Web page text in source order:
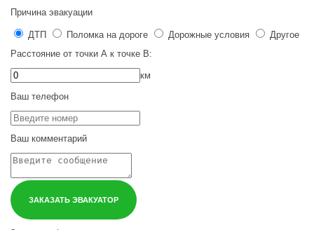
Причина эвакуации
ДТП Поломка на дороге Дорожные условия
Другое
Расстояние от точки А к точке В:
км
Ваш телефон
Ваш комментарий
ЗАКАЗАТЬ ЭВАКУАТОР